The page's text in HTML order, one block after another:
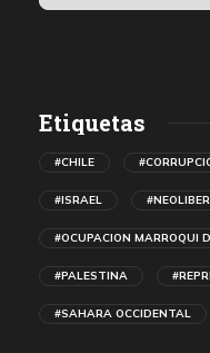
Etiquetas
#CHILE
#ISRAEL
#OCUPACION MARROQUI
#PALESTINA
#SAHARA OCCIDENTAL